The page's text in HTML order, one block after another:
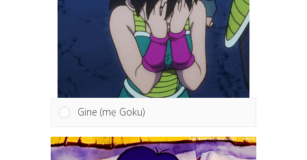
Gine (mẹ Goku)